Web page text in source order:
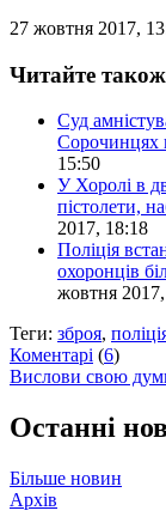
27 жовтня 2017,
Читайте
Cуд
Сорочинцях
15:50
У Хоролі в
пістолети,
2017, 18:18
Поліція
охоронців
жовтня
Теги: зброя,
Коментарі (6)
Вислови свою
Останні
Більше новин
Архів